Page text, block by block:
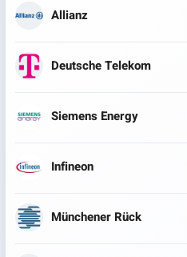
Allianz
Deutsche Telekom
Siemens Energy
Infineon
Münchener Rück